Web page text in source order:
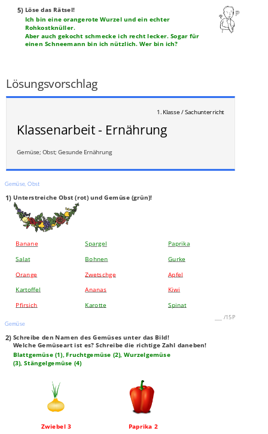
5) Löse das Rätsel!
Ich bin eine orangerote Wurzel und ein echter
Rohkostknüller.
Aber auch gekocht schmecke ich recht lecker. Sogar für
einen Schneemann bin ich nützlich. Wer bin ich?
Lösungsvorschlag
1. Klasse / Sachunterricht
Klassenarbeit - Ernährung
Gemüse; Obst; Gesunde Ernährung
Gemüse, Obst
1) Unterstreiche Obst (rot) und Gemüse (grün)!
Banane Spargel
Paprika
Salat
Bohnen
Gurke
Orange
Zwetschge
Apfel
Kartoffel
Ananas
Kiwi
Pfirsich
Karotte Spinat
/15P
Gemüse
2) Schreibe den Namen des Gemüses unter das Bild!
Welche Gemüseart ist es? Schreibe die richtige Zahl daneben!
Blattgemüse (1), Fruchtgemüse (2), Wurzelgemüse
(3), Stängelgemüse (4)
Zwiebel 3 Paprika 2